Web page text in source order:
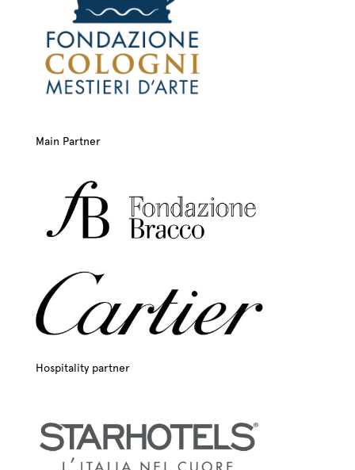
Main Partner
Hospitality partner